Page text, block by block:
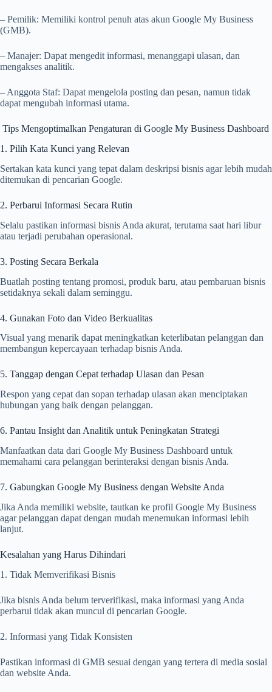
– Pemilik: Memiliki kontrol penuh atas akun Google My Business
(GMB).
– Manajer: Dapat mengedit informasi, menanggapi ulasan, dan
mengakses analitik.
– Anggota Staf: Dapat mengelola posting dan pesan, namun tidak
dapat mengubah informasi utama.
Tips Mengoptimalkan Pengaturan di Google My Business Dashboard
1. Pilih Kata Kunci yang Relevan
Sertakan kata kunci yang tepat dalam deskripsi bisnis agar lebih mudah
ditemukan di pencarian Google.
2. Perbarui Informasi Secara Rutin
Selalu pastikan informasi bisnis Anda akurat, terutama saat hari libur
atau terjadi perubahan operasional.
3. Posting Secara Berkala
Buatlah posting tentang promosi, produk baru, atau pembaruan bisnis
setidaknya sekali dalam seminggu.
4. Gunakan Foto dan Video Berkualitas
Visual yang menarik dapat meningkatkan keterlibatan pelanggan dan
membangun kepercayaan terhadap bisnis Anda.
5. Tanggap dengan Cepat terhadap Ulasan dan Pesan
Respon yang cepat dan sopan terhadap ulasan akan menciptakan
hubungan yang baik dengan pelanggan.
6. Pantau Insight dan Analitik untuk Peningkatan Strategi
Manfaatkan data dari Google My Business Dashboard untuk
memahami cara pelanggan berinteraksi dengan bisnis Anda.
7. Gabungkan Google My Business dengan Website Anda
Jika Anda memiliki website, tautkan ke profil Google My Business
agar pelanggan dapat dengan mudah menemukan informasi lebih
lanjut.
Kesalahan yang Harus Dihindari
1. Tidak Memverifikasi Bisnis
Jika bisnis Anda belum terverifikasi, maka informasi yang Anda
perbarui tidak akan muncul di pencarian Google.
2. Informasi yang Tidak Konsisten
Pastikan informasi di GMB sesuai dengan yang tertera di media sosial
dan website Anda.